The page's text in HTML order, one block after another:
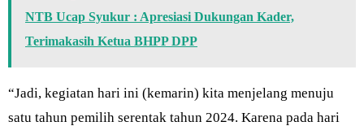
NTB Ucap Syukur : Apresiasi Dukungan Kader,
Terimakasih Ketua BHPP DPP
“Jadi, kegiatan hari ini (kemarin) kita menjelang menuju
satu tahun pemilih serentak tahun 2024. Karena pada hari